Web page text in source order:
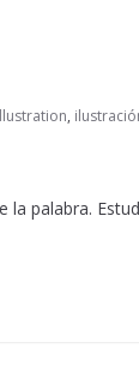
,
la palabra.